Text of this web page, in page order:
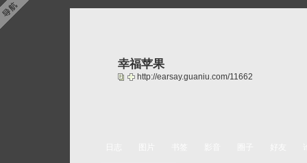
幸福苹果
http://earsay.guaniu.com/11662